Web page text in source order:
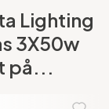
Lighting
3X50w
på...